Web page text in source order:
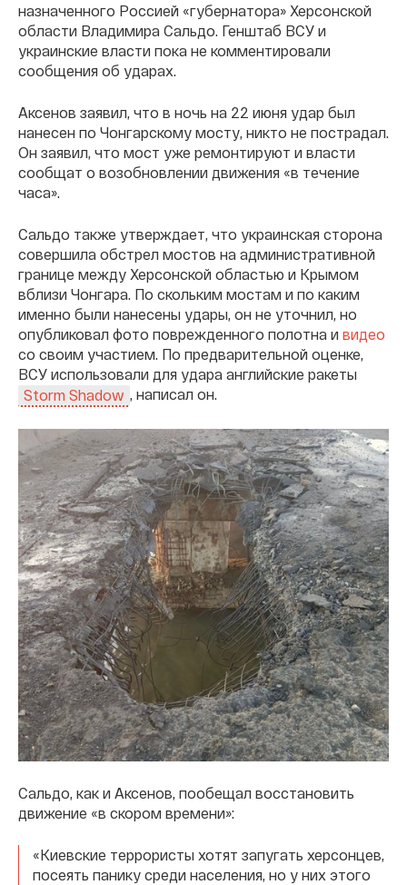
назначенного Россией «губернатора» Херсонской
области Владимира Сальдо. Генштаб ВСУ и
украинские власти пока не комментировали
сообщения об ударах.
Аксенов заявил, что в ночь на 22 июня удар был
нанесен по Чонгарскому мосту, никто не пострадал.
Он заявил, что мост уже ремонтируют и власти
сообщат о возобновлении движения «в течение
часа».
Сальдо также утверждает, что украинская сторона
совершила обстрел мостов на административной
границе между Херсонской областью и Крымом
вблизи Чонгара. По скольким мостам и по каким
именно были нанесены удары, он не уточнил, но
опубликовал фото поврежденного полотна и видео
со своим участием. По предварительной оценке,
ВСУ использовали для удара английские ракеты
Storm Shadow , написал он.
Сальдо, как и Аксенов, пообещал восстановить
движение «в скором времени»:
«Киевские террористы хотят запугать херсонцев,
посеять панику среди населения, но у них этого